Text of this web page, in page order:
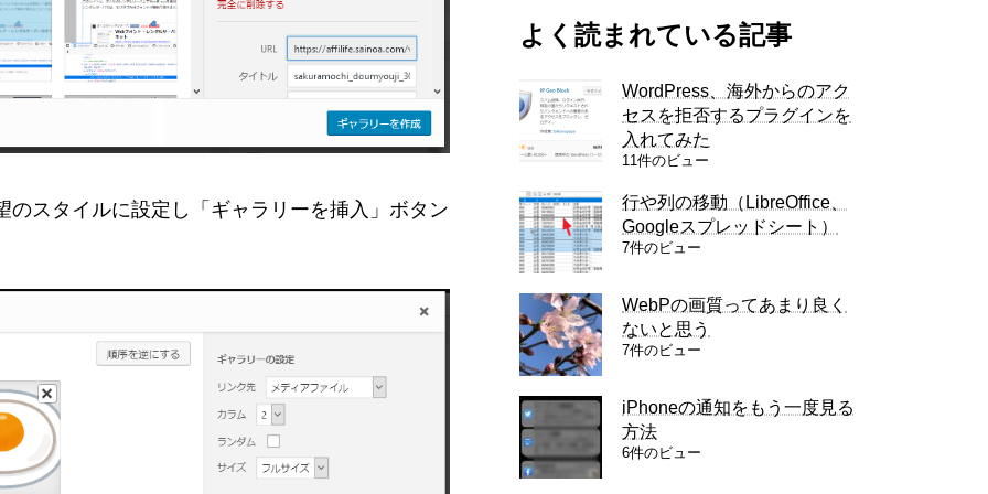
スタイルに設定し「ギャラリーを挿入」ボタン
よく読まれている記事
WordPress、海外からのアク
セスを拒否するプラグインを
入れてみた
11件のビュー
行や列の移動（LibreOffice、
Googleスプレッドシート）
7件のビュー
WebPの画質ってあまり良く
ないと思う
7件のビュー
iPhoneの通知をもう一度見る
方法
6件のビュー